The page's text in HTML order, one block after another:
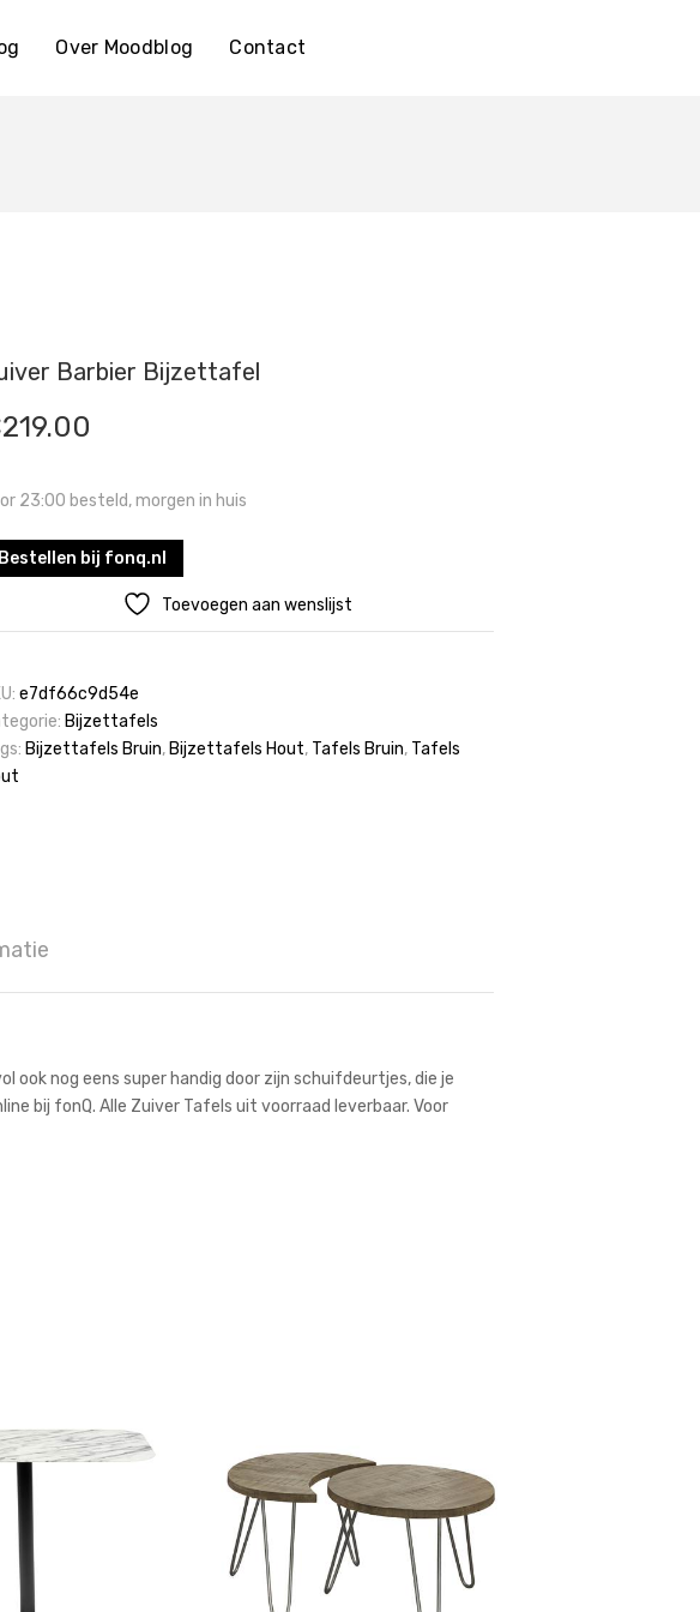
Over Moodblog Contact
Barbier Bijzettafel
219.00
23:00 besteld, morgen in huis
Bestellen bij fonq.nl
Toevoegen aan wenslijst
e7df66c9d54e
Bijzettafels
Bijzettafels Bruin, Bijzettafels Hout, Tafels Bruin, Tafels
ook nog eens super handig door zijn schuifdeurtjes, die je
bij fonQ. Alle Zuiver Tafels uit voorraad leverbaar. Voor